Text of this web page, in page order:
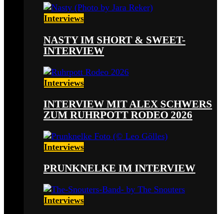
Interviews
NASTY IM SHORT & SWEET-
INTERVIEW
Interviews
INTERVIEW MIT ALEX SCHWERS
ZUM RUHRPOTT RODEO 2026
Interviews
PRUNKNELKE IM INTERVIEW
Interviews